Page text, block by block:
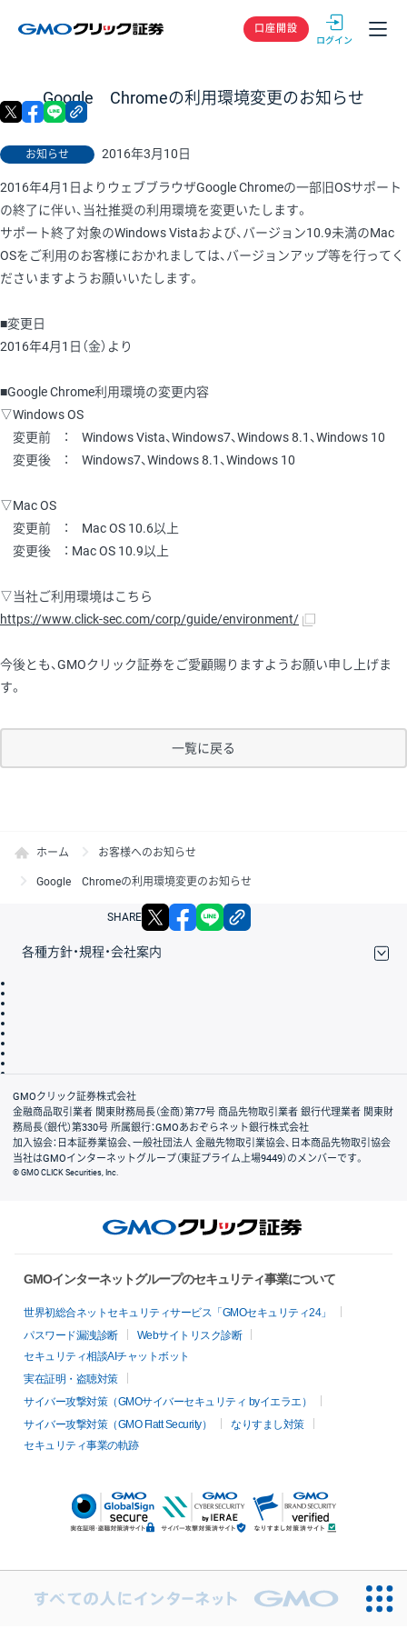
GMOクリック
口座開設
Google Chromeの利用環境変更のお知らせ
お知らせ 2016年3月10日
X facebook
2016年4月1日よりウェブブラウザGoogle Chromeの一部旧OSサポート
の終了に伴い、当社推奨の利用環境を変更いたします。
サポート終了対象のWindows Vistaおよび、バージョン10.9未満のMac
OSをご利用のお客様におかれましては、バージョンアップ等を行ってく
ださいますようお願いいたします。
■変更日
2016年4月1日（金）より
■Google Chrome利用環境の変更内容
▽Windows OS
変更前 ： Windows Vista、Windows7、Windows 8.1、Windows 10
変更後 ： Windows7、Windows 8.1、Windows 10
▽Mac OS
変更前 ： Mac OS 10.6以上
変更後 ： Mac OS 10.9以上
▽当社ご利用環境はこちら
https://www.click-sec.com/corp/guide/environment/
今後とも、GMOクリック証券をご愛顧賜りますようお願い申し上げま
す。
一覧に戻る
ホーム お客様へのお知らせ
Google Chromeの利用環境変更のお知らせ
SHARE X facebook
各種方針・規程・会社案内
会社案内
GMOクリック証券株式会社
金融商品取引業者 関東財務局長（金商）第77号 商品先物取引業者 銀行代理業者 関東財
務局長（銀代）第330号 所属銀行：GMOあおぞらネット銀行株式会社
加入協会：日本証券業協会、一般社団法人 金融先物取引業協会、日本商品先物取引協会
当社はGMOインターネットグループ（東証プライム上場9449）のメンバーです。
© GMO CLICK Securities, Inc.
GMOインターネットグループのセキュリティ事業について
世界初総合ネットセキュリティサービス「GMOセキュリティ24」
パスワード漏洩診断
Webサイトリスク診断
セキュリティ相談AIチャットボット
実在証明・盗聴対策
サイバー攻撃対策（GMOサイバーセキュリティ byイエラエ）
サイバー攻撃対策（GMO Flatt Security）
なりすまし対策
セキュリティ事業の軌跡